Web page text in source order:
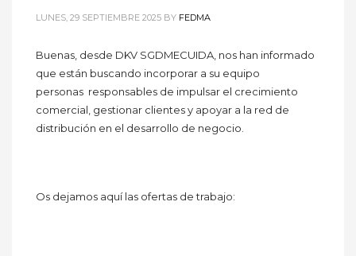
LUNES, 29 SEPTIEMBRE 2025 BY FEDMA
Buenas, desde DKV SGDMECUIDA, nos han informado
que están buscando incorporar a su equipo
personas responsables de impulsar el crecimiento
comercial, gestionar clientes y apoyar a la red de
distribución en el desarrollo de negocio.
Os dejamos aquí las ofertas de trabajo: